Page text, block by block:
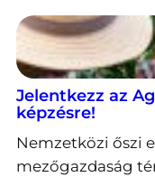
Jelentkezz az
képzésre!
Nemzetközi őszi
mezőgazdaság